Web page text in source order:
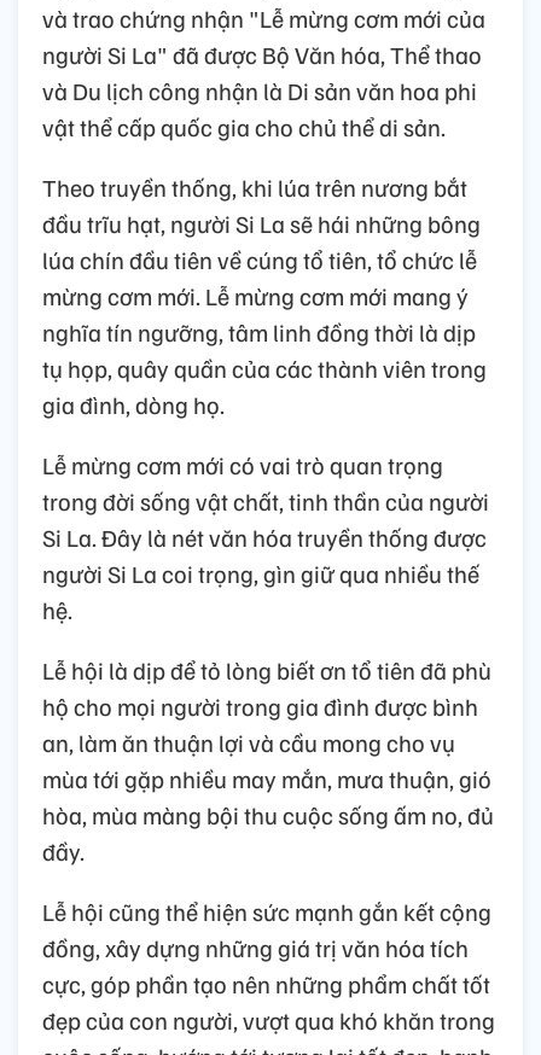
và trao chứng nhận "Lễ mừng cơm mới của
người Si La" đã được Bộ Văn hóa, Thể thao
và Du lịch công nhận là Di sản văn hoa phi
vật thể cấp quốc gia cho chủ thể di sản.
Theo truyền thống, khi lúa trên nương bắt
đầu trĩu hạt, người Si La sẽ hái những bông
lúa chín đầu tiên về cúng tổ tiên, tổ chức lễ
mừng cơm mới. Lễ mừng cơm mới mang ý
nghĩa tín ngưỡng, tâm linh đồng thời là dịp
tụ họp, quây quần của các thành viên trong
gia đình, dòng họ.
Lễ mừng cơm mới có vai trò quan trọng
trong đời sống vật chất, tinh thần của người
Si La. Đây là nét văn hóa truyền thống được
người Si La coi trọng, gìn giữ qua nhiều thế
hệ.
Lễ hội là dịp để tỏ lòng biết ơn tổ tiên đã phù
hộ cho mọi người trong gia đình được bình
an, làm ăn thuận lợi và cầu mong cho vụ
mùa tới gặp nhiều may mắn, mưa thuận, gió
hòa, mùa màng bội thu cuộc sống ấm no, đủ
đầy.
Lễ hội cũng thể hiện sức mạnh gắn kết cộng
đồng, xây dựng những giá trị văn hóa tích
cực, góp phần tạo nên những phẩm chất tốt
đẹp của con người, vượt qua khó khăn trong